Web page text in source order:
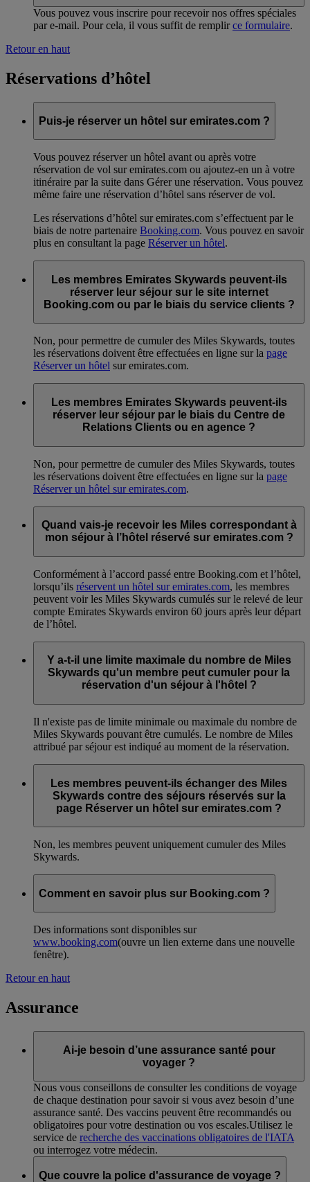
Vous pouvez vous inscrire pour recevoir nos offres spéciales
par e-mail. Pour cela, il vous suffit de remplirce formulaire.
Retour en haut
Réservations d’hôtel
Puis-je réserver un hôtel sur emirates.com ?
Vous pouvez réserver un hôtel avant ou après votre
réservation de vol sur emirates.com ou ajoutez-en un à votre
itinéraire par la suite dans Gérer une réservation. Vous pouvez
même faire une réservation d’hôtel sans réserver de vol.
Les réservations d’hôtel sur emirates.com s’effectuent par le
biais de notre partenaire Booking.com. Vous pouvez en savoir
plus en consultant la page Réserver un hôtel.
Les membres Emirates Skywards peuvent-ils
réserver leur séjour sur le site internet
Booking.com ou par le biais du service clients ?
Non, pour permettre de cumuler des Miles Skywards, toutes
les réservations doivent être effectuées en ligne sur la page
Réserver un hôtel sur emirates.com.
Les membres Emirates Skywards peuvent-ils
réserver leur séjour par le biais du Centre de
Relations Clients ou en agence ?
Non, pour permettre de cumuler des Miles Skywards, toutes
les réservations doivent être effectuées en ligne sur la page
Réserver un hôtel sur emirates.com.
Quand vais-je recevoir les Miles correspondant à
mon séjour à l’hôtel réservé sur emirates.com ?
Conformément à l’accord passé entre Booking.com et l’hôtel,
lorsqu’ils réservent un hôtel sur emirates.com, les membres
peuvent voir les Miles Skywards cumulés sur le relevé de leur
compte Emirates Skywards environ 60 jours après leur départ
de l’hôtel.
Y a-t-il une limite maximale du nombre de Miles
Skywards qu'un membre peut cumuler pour la
réservation d'un séjour à l'hôtel ?
Il n'existe pas de limite minimale ou maximale du nombre de
Miles Skywards pouvant être cumulés. Le nombre de Miles
attribué par séjour est indiqué au moment de la réservation.
Les membres peuvent-ils échanger des Miles
Skywards contre des séjours réservés sur la
page Réserver un hôtel sur emirates.com ?
Non, les membres peuvent uniquement cumuler des Miles
Skywards.
Comment en savoir plus sur Booking.com ?
Des informations sont disponibles sur
www.booking.com(ouvre un lien externe dans une nouvelle
fenêtre).
Retour en haut
Assurance
Ai-je besoin d’une assurance santé pour
voyager ?
Nous vous conseillons de consulter les conditions de voyage
de chaque destination pour savoir si vous avez besoin d’une
assurance santé. Des vaccins peuvent être recommandés ou
obligatoires pour votre destination ou vos escales.Utilisez le
service de recherche des vaccinations obligatoires de l'IATA
ou interrogez votre médecin.
Que couvre la police d'assurance de voyage ?